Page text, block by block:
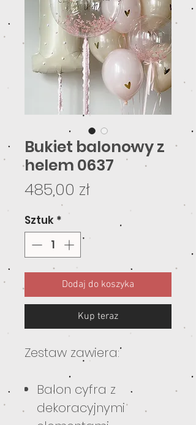
Bukiet balonowy z
helem 0637
485,00 złCena
Sztuk *
Dodaj do koszyka
Kup teraz
Zestaw zawiera:
Balon cyfra z
dekoracyjnymi